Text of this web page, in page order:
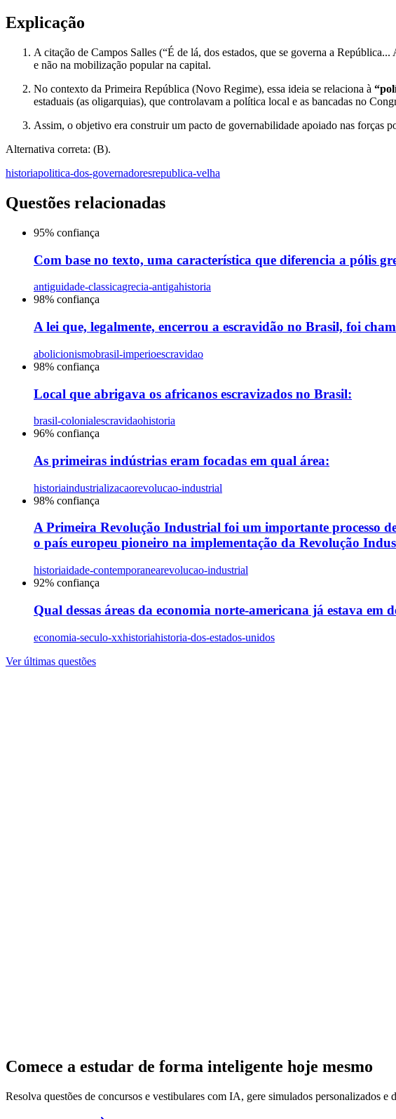
Explicação
A citação de Campos Salles (“É de lá, dos estados, que se governa a
e não na mobilização popular na capital.
No contexto da Primeira República (Novo Regime), essa ideia se relaciona à
estaduais (as oligarquias), que controlavam a política local e as bancadas no
Assim, o objetivo era construir um pacto de governabilidade apoiado nas forças
Alternativa correta: (B).
historiapolitica-dos-governadoresrepublica-velha
Questões relacionadas
95% confiança
Com base no texto, uma característica que diferencia a pólis
antiguidade-classicagrecia-antigahistoria
98% confiança
A lei que, legalmente, encerrou a escravidão no Brasil, foi
abolicionismobrasil-imperioescravidao
98% confiança
Local que abrigava os africanos escravizados no Brasil:
brasil-colonialescravidaohistoria
96% confiança
As primeiras indústrias eram focadas em qual área:
historiaindustrializacaorevolucao-industrial
98% confiança
A Primeira Revolução Industrial foi um importante processo
o país europeu pioneiro na implementação da Revolução
historiaidade-contemporanearevolucao-industrial
92% confiança
Qual dessas áreas da economia norte-americana já estava em
economia-seculo-xxhistoriahistoria-dos-estados-unidos
Ver últimas questões
Comece a estudar de forma inteligente hoje mesmo
Resolva questões de concursos e vestibulares com IA, gere simulados personalizados e